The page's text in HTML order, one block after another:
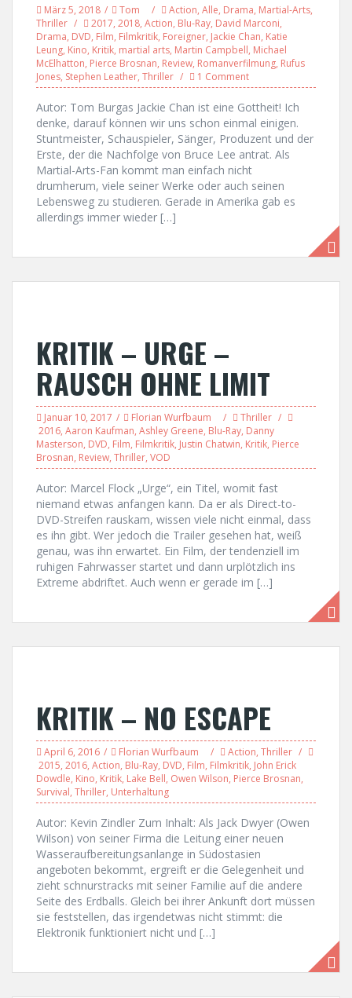
März 5, 2018 Tom Action, Alle, Drama, Martial-Arts,
Thriller
2017, 2018, Action, Blu-Ray, David Marconi,
Drama, DVD, Film, Filmkritik, Foreigner, Jackie Chan, Katie
Leung, Kino, Kritik, martial arts, Martin Campbell, Michael
McElhatton, Pierce Brosnan, Review, Romanverfilmung, Rufus
Jones, Stephen Leather, Thriller 1 Comment
Autor: Tom Burgas Jackie Chan ist eine Gottheit! Ich
denke, darauf können wir uns schon einmal einigen.
Stuntmeister, Schauspieler, Sänger, Produzent und der
Erste, der die Nachfolge von Bruce Lee antrat. Als
Martial-Arts-Fan kommt man einfach nicht
drumherum, viele seiner Werke oder auch seinen
Lebensweg zu studieren. Gerade in Amerika gab es
allerdings immer wieder […]
KRITIK – URGE –
RAUSCH OHNE LIMIT
Januar 10, 2017 Florian Wurfbaum
Thriller
2016, Aaron Kaufman, Ashley Greene, Blu-Ray, Danny
Masterson, DVD, Film, Filmkritik, Justin Chatwin, Kritik, Pierce
Brosnan, Review, Thriller, VOD
Autor: Marcel Flock „Urge“, ein Titel, womit fast
niemand etwas anfangen kann. Da er als Direct-to-
DVD-Streifen rauskam, wissen viele nicht einmal, dass
es ihn gibt. Wer jedoch die Trailer gesehen hat, weiß
genau, was ihn erwartet. Ein Film, der tendenziell im
ruhigen Fahrwasser startet und dann urplötzlich ins
Extreme abdriftet. Auch wenn er gerade im […]
KRITIK – NO ESCAPE
April 6, 2016 Florian Wurfbaum Action, Thriller
2015, 2016, Action, Blu-Ray, DVD, Film, Filmkritik, John Erick
Dowdle, Kino, Kritik, Lake Bell, Owen Wilson, Pierce Brosnan,
Survival, Thriller, Unterhaltung
Autor: Kevin Zindler Zum Inhalt: Als Jack Dwyer (Owen
Wilson) von seiner Firma die Leitung einer neuen
Wasseraufbereitungsanlange in Südostasien
angeboten bekommt, ergreift er die Gelegenheit und
zieht schnurstracks mit seiner Familie auf die andere
Seite des Erdballs. Gleich bei ihrer Ankunft dort müssen
sie feststellen, das irgendetwas nicht stimmt: die
Elektronik funktioniert nicht und […]